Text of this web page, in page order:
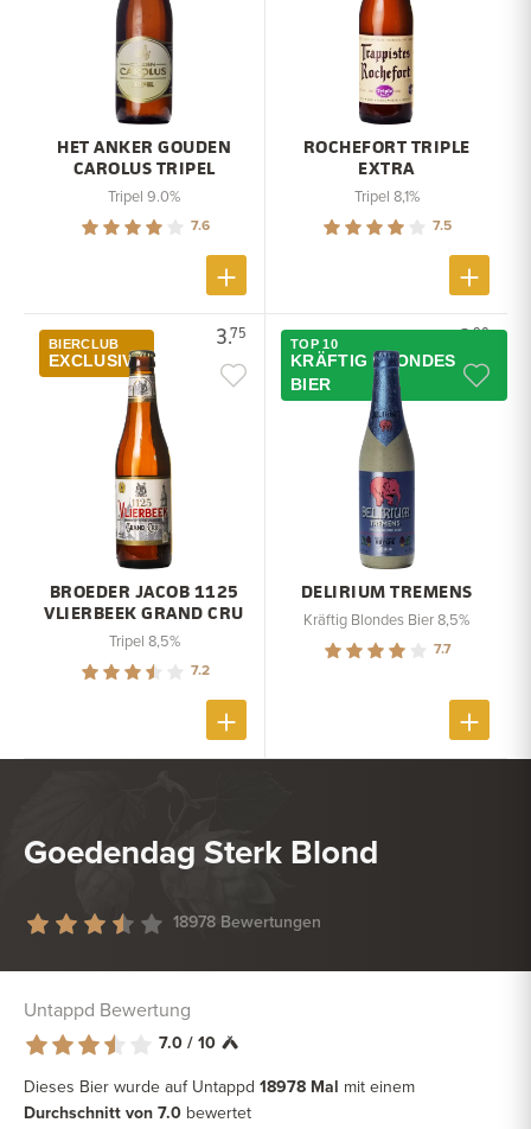
HET ANKER GOUDEN
CAROLUS TRIPEL
Tripel 9.0%
7.6
ROCHEFORT TRIPLE
EXTRA
Tripel 8,1%
7.5
3.75
BIERCLUB
EXCLUSIVE
BROEDER JACOB 1125
VLIERBEEK GRAND CRU
Tripel 8,5%
7.2
2.90
TOP 10
KRÄFTIG BLONDES
BIER
DELIRIUM TREMENS
Kräftig Blondes Bier 8,5%
7.7
Goedendag Sterk Blond
18978 Bewertungen
Untappd Bewertung
7.0 / 10
Dieses Bier wurde auf Untappd 18978 Mal mit einem
Durchschnitt von 7.0 bewertet